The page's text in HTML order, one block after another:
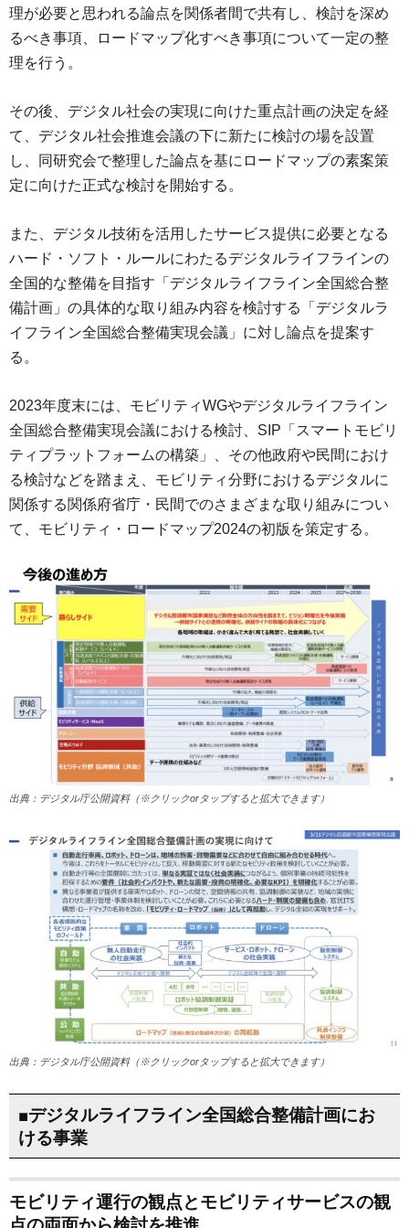
理が必要と思われる論点を関係者間で共有し、検討を深め
るべき事項、ロードマップ化すべき事項について一定の整
理を行う。
その後、デジタル社会の実現に向けた重点計画の決定を経
て、デジタル社会推進会議の下に新たに検討の場を設置
し、同研究会で整理した論点を基にロードマップの素案策
定に向けた正式な検討を開始する。
また、デジタル技術を活用したサービス提供に必要となる
ハード・ソフト・ルールにわたるデジタルライフラインの
全国的な整備を目指す「デジタルライフライン全国総合整
備計画」の具体的な取り組み内容を検討する「デジタルラ
イフライン全国総合整備実現会議」に対し論点を提案す
る。
2023年度末には、モビリティWGやデジタルライフライン
全国総合整備実現会議における検討、SIP「スマートモビリ
ティプラットフォームの構築」、その他政府や民間におけ
る検討などを踏まえ、モビリティ分野におけるデジタルに
関係する関係府省庁・民間でのさまざまな取り組みについ
て、モビリティ・ロードマップ2024の初版を策定する。
出典：デジタル庁公開資料（※クリックorタップすると拡大できます）
出典：デジタル庁公開資料（※クリックorタップすると拡大できます）
■デジタルライフライン全国総合整備計画にお
ける事業
モビリティ運行の観点とモビリティサービスの観